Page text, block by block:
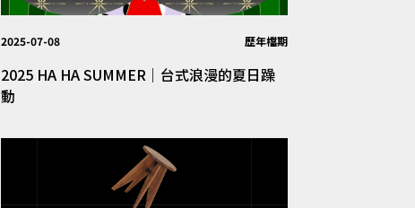
2025-07-08 歷年檔期
2025 HA HA SUMMER｜台式浪漫的夏日躁
動